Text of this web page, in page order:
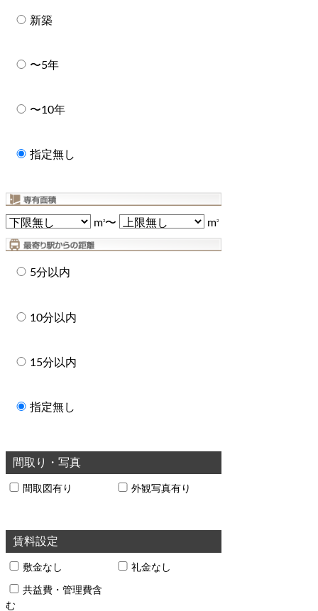
新築
〜5年
〜10年
指定無し
m2〜 m2
5分以内
10分以内
15分以内
指定無し
間取り・写真
間取図有り 外観写真有り
賃料設定
敷金なし 礼金なし
共益費・管理費含
む